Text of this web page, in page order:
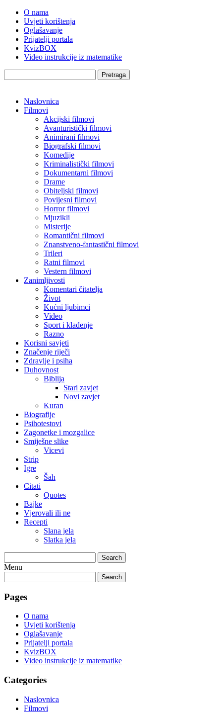
O nama
Uvjeti korištenja
Oglašavanje
Prijatelji portala
KvizBOX
Video instrukcije iz matematike
Pretraga
Naslovnica
Filmovi
Akcijski filmovi
Avanturistički filmovi
Animirani filmovi
Biografski filmovi
Komedije
Kriminalistički filmovi
Dokumentarni filmovi
Drame
Obiteljski filmovi
Povijesni filmovi
Horror filmovi
Mjuzikli
Misterije
Romantični filmovi
Znanstveno-fantastični filmovi
Trileri
Ratni filmovi
Vestern filmovi
Zanimljivosti
Komentari čitatelja
Život
Kućni ljubimci
Video
Sport i klađenje
Razno
Korisni savjeti
Značenje riječi
Zdravlje i psiha
Duhovnost
Biblija
Stari zavjet
Novi zavjet
Kuran
Biografije
Psihotestovi
Zagonetke i mozgalice
Smiješne slike
Vicevi
Strip
Igre
Šah
Citati
Quotes
Bajke
Vjerovali ili ne
Recepti
Slana jela
Slatka jela
Search
Menu
Search
Pages
O nama
Uvjeti korištenja
Oglašavanje
Prijatelji portala
KvizBOX
Video instrukcije iz matematike
Categories
Naslovnica
Filmovi